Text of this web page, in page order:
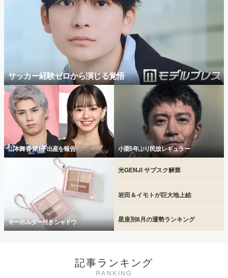
サッカー経験ゼロから演じる覚悟
山本舞香 第1子出産を報告 小栗5年ぶり民放レギュラー
キーホルダー付きシャドウ
光GENJI サブスク解禁
岩田＆イモトが巨大地上絵
星座別8月の運勢ランキング
記事ランキング
RANKING